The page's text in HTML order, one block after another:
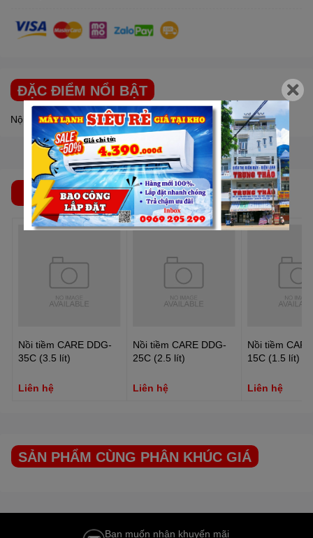
ĐẶC ĐIỂM NỔI BẬT
Nội dung đang được cập nhật
SẢN PHẨM THƯỜNG MUA CÙNG
Nồi tiềm CARE DDG-
35C (3.5 lít)
Liên hệ
Nồi tiềm CARE DDG-
25C (2.5 lít)
Liên hệ
Nồi tiềm
15C (1.5 lít)
Liên hệ
SẢN PHẨM CÙNG PHÂN KHÚC GIÁ
Bạn muốn nhận khuyến mãi